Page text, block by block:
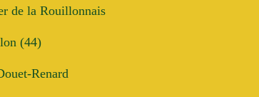
de la Rouillonnais
(44)
Renard